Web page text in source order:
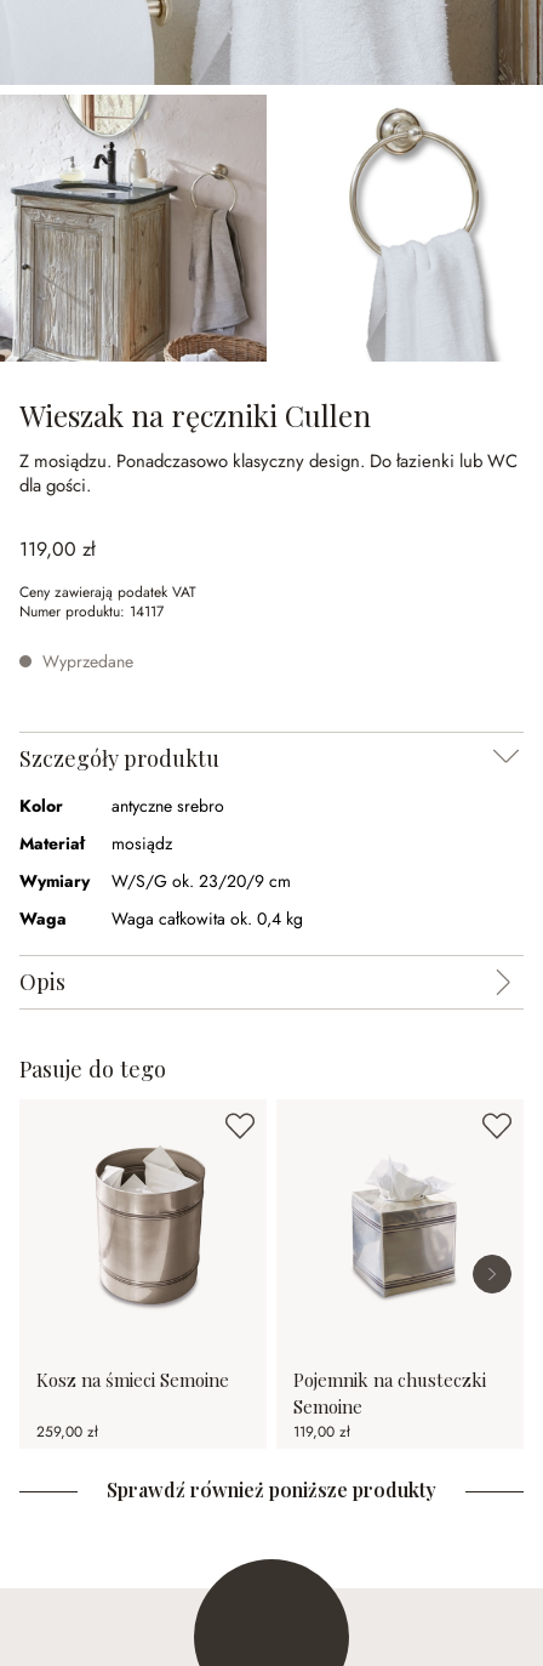
Wieszak na ręczniki Cullen
Z mosiądzu. Ponadczasowo klasyczny design. Do łazienki lub WC
dla gości.
119,00 zł
Ceny zawierają podatek VAT
Numer produktu: 14117
Wyprzedane
Szczegóły produktu
Kolor
antyczne srebro
Materiał
mosiądz
Wymiary
W/S/G ok. 23/20/9 cm
Waga
Waga całkowita ok. 0,4 kg
Opis
Pasuje do tego
Kosz na śmieci Semoine
259,00 zł
Pojemnik na chusteczki
Semoine
119,00 zł
Sprawdź również poniższe produkty